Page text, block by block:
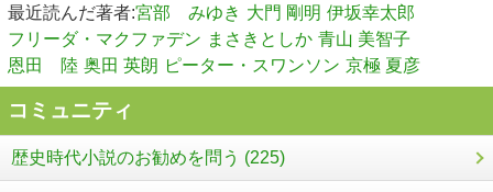
最近読んだ著者:宮部 みゆき 大門 剛明 伊坂幸太郎
フリーダ・マクファデン まさきとしか 青山 美智子
恩田 陸 奥田 英朗 ピーター・スワンソン 京極 夏彦
コミュニティ
歴史時代小説のお勧めを問う (225)